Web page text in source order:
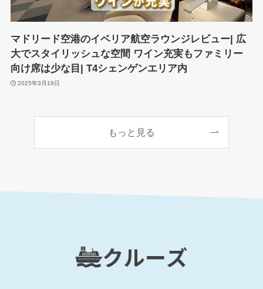
マドリード空港のイベリア航空ラウンジレビュー| 広
大でスタイリッシュな空間 ワイン充実もファミリー
向け席は少な目| T4シェンゲンエリア内
2025年3月18日
もっと見る